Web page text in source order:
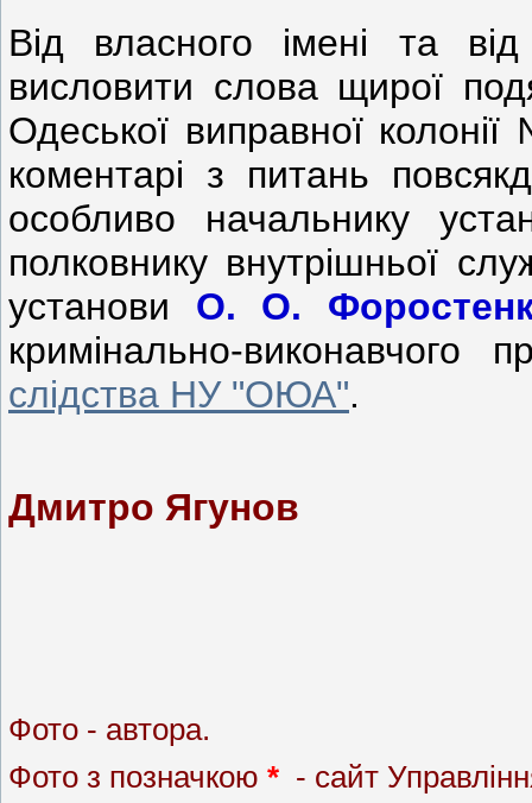
Від власного імені та
висловити слова щирої
Одеської виправної колонії
коментарі з питань
особливо
начальнику
полковнику внутрішньої
установи
О. О.
кримінально-виконавчого
слідства НУ "ОЮА".
Дмитро Ягунов
Фото - автора.
Фото з позначкою * - сайт